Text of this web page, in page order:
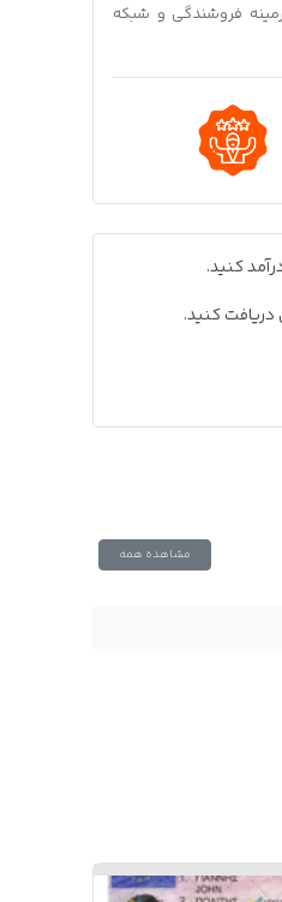
فروشندگی و شبکه
کنید.
دریافت کنید.
مشاهده همه